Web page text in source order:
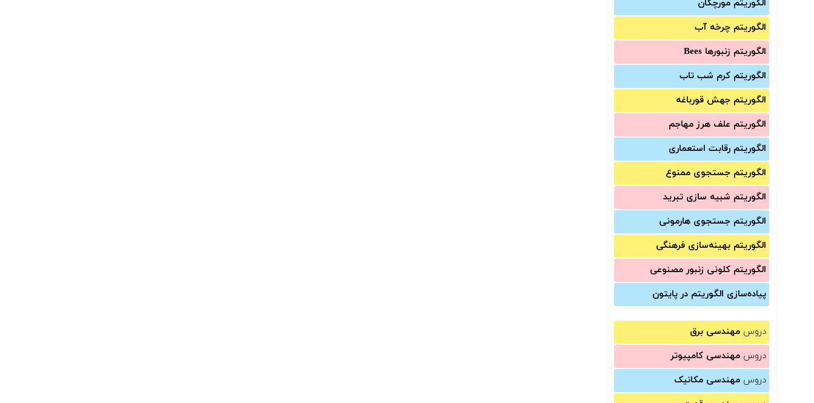
الگوریتم مورچگان
الگوریتم چرخه آب
الگوریتم زنبورها Bees
الگوریتم کرم شب تاب
الگوریتم جهش قورباغه
الگوریتم علف هرز مهاجم
الگوریتم رقابت استعماری
الگوریتم جستجوی ممنوع
الگوریتم شبیه سازی تبرید
الگوریتم جستجوی هارمونی
الگوریتم بهینه‌سازی فرهنگی
الگوریتم کلونی زنبور مصنوعی
پیاده‌سازی الگوریتم در پایتون
دروس مهندسی برق
دروس مهندسی کامپیوتر
دروس مهندسی مکانیک